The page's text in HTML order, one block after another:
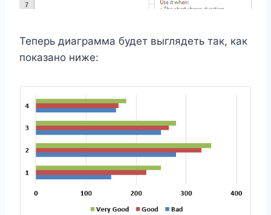
Теперь диаграмма будет выглядеть так, как
показано ниже: